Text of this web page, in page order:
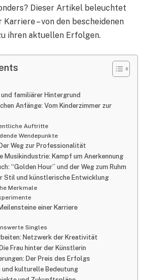
Dieser Artikel beleuchtet
– von den bescheidenen
ihren aktuellen Erfolgen.
und familiärer Hintergrund
Anfänge: Vom Kinderzimmer zur
Auftritte
Wendepunkte
Weg zur Professionalität
Musikindustrie: Kampf um Anerkennung
“Golden Hour” und der Weg zum Ruhm
Stil und künstlerische Entwicklung
Merkmale
einer Karriere
Singles
Netzwerk der Kreativität
Frau hinter der Künstlerin
Der Preis des Erfolgs
und kulturelle Bedeutung